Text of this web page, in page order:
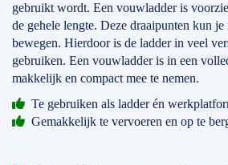
gebruikt wordt. Een vouwladder is
de gehele lengte. Deze draaipunten kun
bewegen. Hierdoor is de ladder in veel
gebruiken. Een vouwladder is in een
makkelijk en compact mee te nemen.
Te gebruiken als ladder én
Gemakkelijk te vervoeren en op te